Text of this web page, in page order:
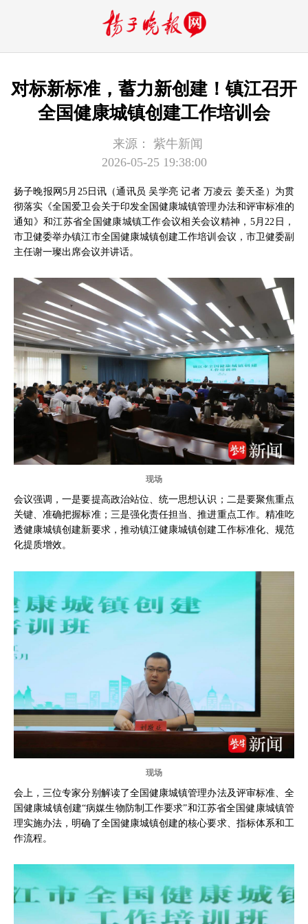
对标新标准，蓄力新创建！镇江召开
全国健康城镇创建工作培训会
来源：
紫牛新闻
2026-05-25 19:38:00
扬子晚报网5月25日讯（通讯员 吴学亮 记者 万凌云 姜天圣）为贯
彻落实《全国爱卫会关于印发全国健康城镇管理办法和评审标准的
通知》和江苏省全国健康城镇工作会议相关会议精神，5月22日，
市卫健委举办镇江市全国健康城镇创建工作培训会议，市卫健委副
主任谢一璨出席会议并讲话。
现场
会议强调，一是要提高政治站位、统一思想认识；二是要聚焦重点
关键、准确把握标准；三是强化责任担当、推进重点工作。精准吃
透健康城镇创建新要求，推动镇江健康城镇创建工作标准化、规范
化提质增效。
现场
会上，三位专家分别解读了全国健康城镇管理办法及评审标准、全
国健康城镇创建“病媒生物防制工作要求”和江苏省全国健康城镇管
理实施办法，明确了全国健康城镇创建的核心要求、指标体系和工
作流程。